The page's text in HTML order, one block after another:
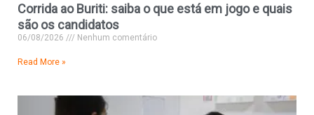
Corrida ao Buriti: saiba o que está em jogo e quais
são os candidatos
06/08/2026 Nenhum comentário
Read More »